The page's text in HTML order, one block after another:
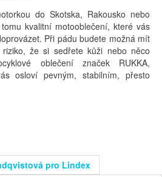
do Skotska, Rakousko nebo
kvalitní motooblečení, které vás
Při pádu budete možná mít
že si sedřete kůži nebo něco
oblečení značek RUKKA,
osloví pevným, stabilním, přesto
pro Lindex